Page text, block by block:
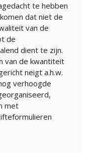
te hebben
dat niet de
van de
de
dient te zijn.
van de kwantiteit
neigt a.h.w.
verhoogde
met